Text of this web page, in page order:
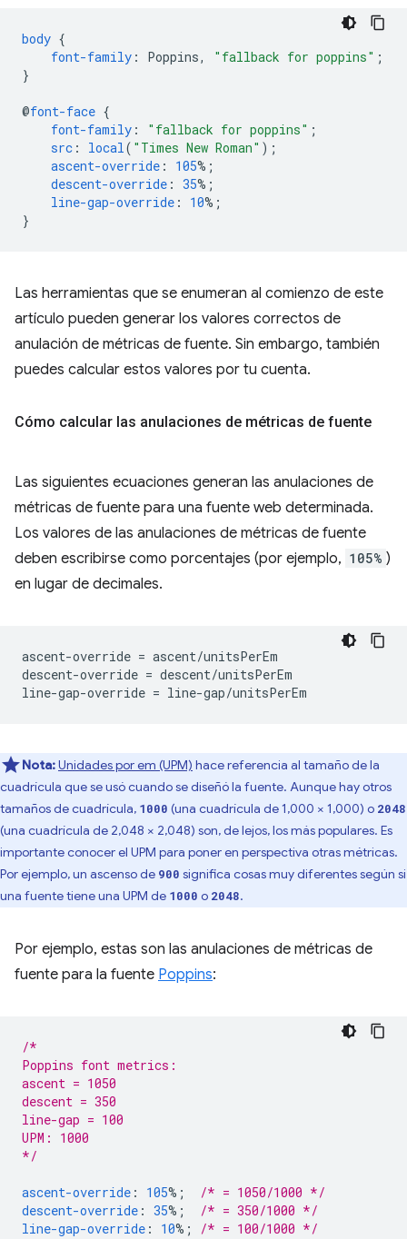
body {
font-family : Poppins, "fallback for poppins" ;
}
@font-face {
font-family : "fallback for poppins" ;
src : local( "Times New Roman" );
ascent-override : 105%;
descent-override : 35%;
line-gap-override : 10%;
}
Las herramientas que se enumeran al comienzo de este
artículo pueden generar los valores correctos de
anulación de métricas de fuente. Sin embargo, también
puedes calcular estos valores por tu cuenta.
Cómo calcular las anulaciones de métricas de fuente
Las siguientes ecuaciones generan las anulaciones de
métricas de fuente para una fuente web determinada.
Los valores de las anulaciones de métricas de fuente
deben escribirse como porcentajes (por ejemplo, 105% )
en lugar de decimales.
ascent-override = ascent/unitsPerEm
descent-override = descent/unitsPerEm
Nota:Unidades por em (UPM) hace referencia al tamaño de la
cuadrícula que se usó cuando se diseñó la fuente. Aunque hay otros
tamaños de cuadrícula, 1000 (una cuadrícula de 1,000 × 1,000) o 2048
(una cuadrícula de 2,048 × 2,048) son, de lejos, los más populares. Es
importante conocer el UPM para poner en perspectiva otras métricas.
Por ejemplo, un ascenso de 900 significa cosas muy diferentes según si
una fuente tiene una UPM de 1000 o 2048.
Por ejemplo, estas son las anulaciones de métricas de
fuente para la fuente Poppins:
/*
Poppins font metrics:
ascent = 1050
descent = 350
line-gap = 100
UPM: 1000
*/
ascent-override : 105%;
/* = 1050/1000 */
descent-override : 35%;
/* = 350/1000 */
line-gap-override : 10%; /* = 100/1000 */